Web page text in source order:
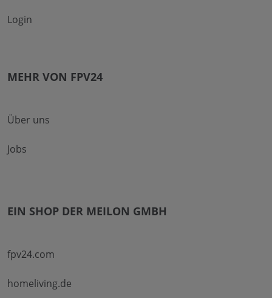
Login
MEHR VON FPV24
Über uns
Jobs
EIN SHOP DER MEILON GMBH
fpv24.com
homeliving.de